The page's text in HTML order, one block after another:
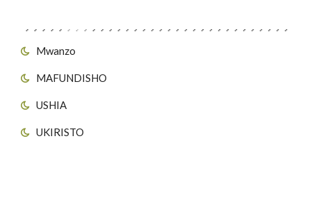
Mwanzo
MAFUNDISHO
USHIA
UKIRISTO